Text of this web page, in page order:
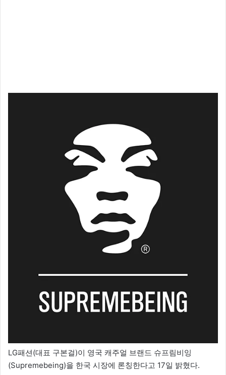
LG패션(대표 구본걸)이 영국 캐주얼 브랜드 슈프림비잉
(Supremebeing)을 한국 시장에 론칭한다고 17일 밝혔다.